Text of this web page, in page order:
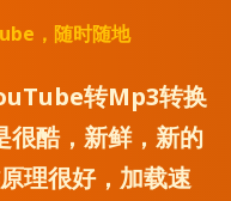
，随时随地
转Mp3转换
酷，新鲜，新的
理很好，加载速